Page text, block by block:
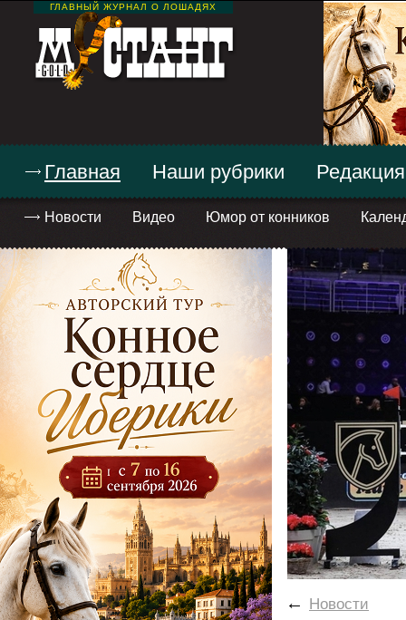
ГЛАВНЫЙ ЖУРНАЛ О ЛОШАДЯХ
Главная
Новости Видео Юмор от конников
Наши рубрики Редакция
← Новости